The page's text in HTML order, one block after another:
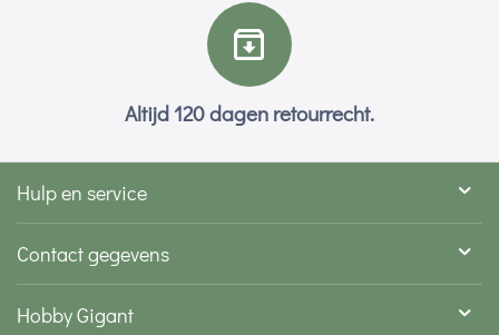
Altijd 120 dagen retourrecht.
Hulp en service
Contact gegevens
Hobby Gigant